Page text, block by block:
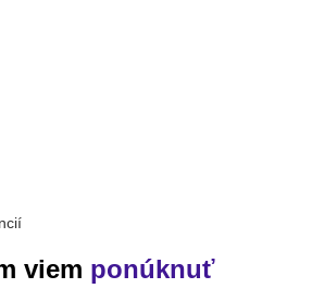
viem ponúknuť